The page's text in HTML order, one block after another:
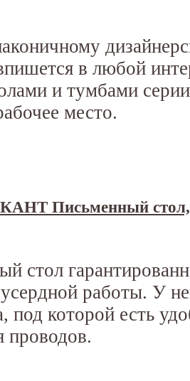
в любой
и тумбами
место.
Письменный
стол
работы. У
под которой есть
проводов.